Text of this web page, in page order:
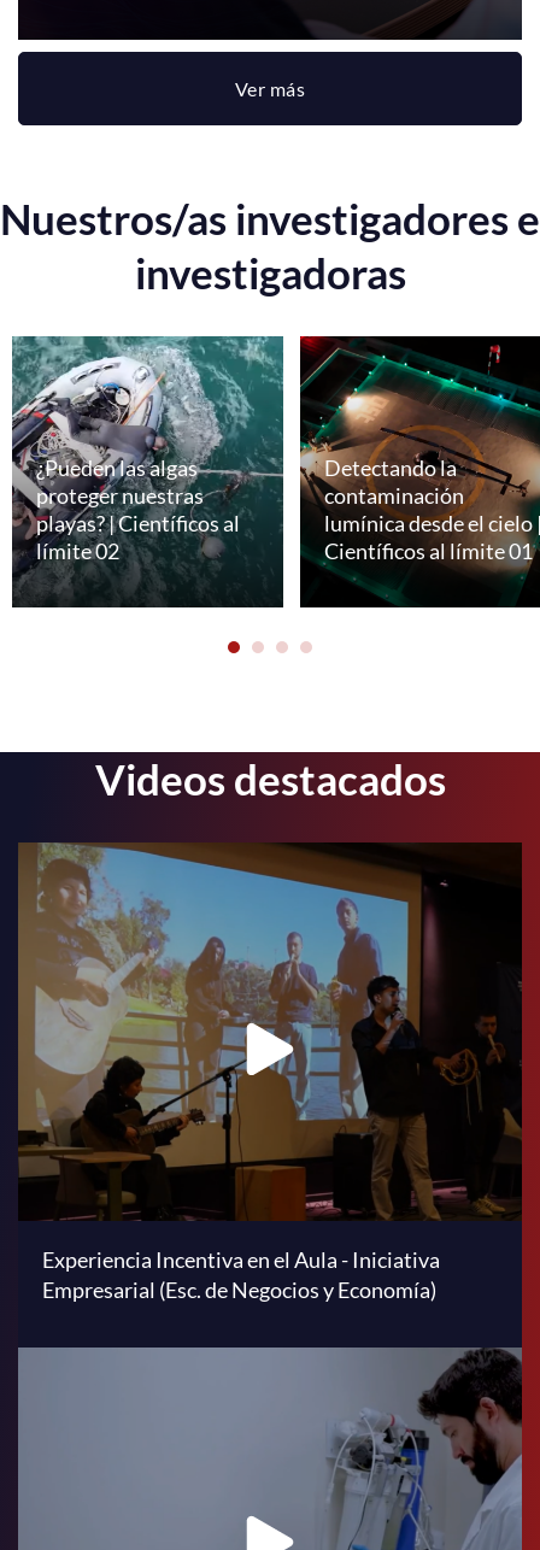
Ver más
Nuestros/as investigadores e
investigadoras
¿Pueden las algas
proteger nuestras
playas? | Científicos al
límite 02
Detectando la
contaminación
lumínica desde el cielo
Científicos al límite 01
Videos destacados
Experiencia Incentiva en el Aula - Iniciativa
Empresarial (Esc. de Negocios y Economía)